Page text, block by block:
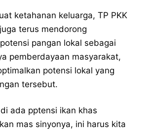
ketahanan keluarga, TP PKK
terus mendorong
pangan lokal sebagai
pemberdayaan masyarakat,
potensi lokal yang
tersebut.
ada pptensi ikan khas
mas sinyonya, ini harus kita